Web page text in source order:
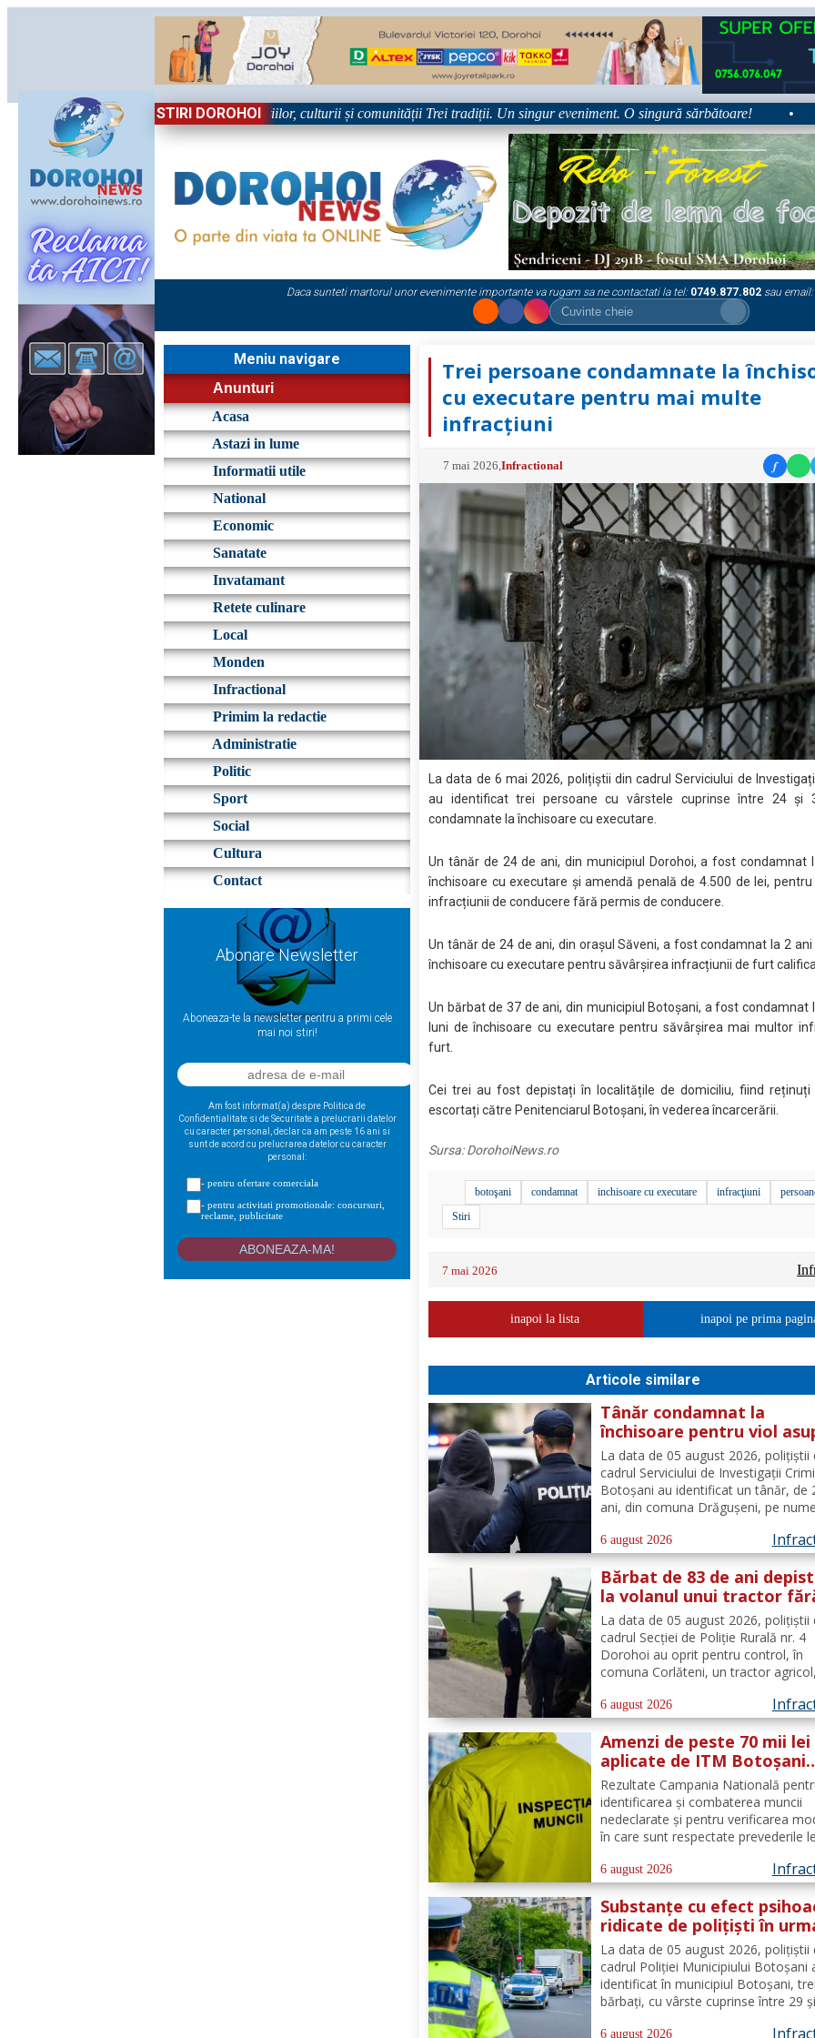
STIRI DOROHOI
Sărbătoare!” – trei zile dedicate tradițiilor, culturii și comunității Trei tradiții. Un singur eveniment. O singură sărbătoare! •
Daca sunteti martorul unor evenimente importante va rugam sa ne contactati la tel: 0749.877.802 sau email:
Meniu navigare
Anunturi
Acasa
Astazi in lume
Informatii utile
National
Economic
Sanatate
Invatamant
Retete culinare
Local
Monden
Infractional
Primim la redactie
Administratie
Politic
Sport
Social
Cultura
Contact
Abonare Newsletter
Aboneaza-te la newsletter pentru a primi cele
mai noi stiri!
Am fost informat(a) despre Politica de
Confidentialitate si de Securitate a prelucrarii datelor
cu caracter personal, declar ca am peste 16 ani si
sunt de acord cu prelucrarea datelor cu caracter
personal:
- pentru ofertare comerciala
- pentru activitati promotionale: concursuri,
reclame, publicitate
Trei persoane condamnate la
cu executare pentru mai multe
infracțiuni
7 mai 2026 ,Infractional f
La data de 6 mai 2026, polițiștii din cadrul Serviciului de
au identificat trei persoane cu vârstele cuprinse între 24 și
condamnate la închisoare cu executare.
Un tânăr de 24 de ani, din municipiul Dorohoi, a fost condamnat
închisoare cu executare și amendă penală de 4.500 de lei, pentru
infracțiunii de conducere fără permis de conducere.
Un tânăr de 24 de ani, din orașul Săveni, a fost condamnat la 2 ani
închisoare cu executare pentru săvârșirea infracțiunii de furt
Un bărbat de 37 de ani, din municipiul Botoșani, a fost condamnat
luni de închisoare cu executare pentru săvârșirea mai multor
furt.
Cei trei au fost depistați în localitățile de domiciliu, fiind reținuți
escortați către Penitenciarul Botoșani, în vederea încarcerării.
Sursa:DorohoiNews.ro
botoşani condamnat inchisoare cu executare infracţiuni
Stiri
7 mai 2026
inapoi la lista inapoi pe prima
Articole similare
Tânăr condamnat la
închisoare pentru viol
unui minor și pornografie
infantilă, identificat de
polițiști
La data de 05 august 2026, polițiștii
cadrul Serviciului de Investigații
Botoșani au identificat un tânăr, de
ani, din comuna Drăgușeni, pe
mandat de executare a pedepsei cu
închisoarea. Tânărul a fost
4 ani și 5 luni de...
6 august 2026
Bărbat de 83 de ani
la volanul unui tractor
deține permis de
La data de 05 august 2026, polițiștii
cadrul Secției de Poliție Rurală nr. 4
Dorohoi au oprit pentru control, în
comuna Corlăteni, un tractor agricol,
din aceeași localitate. În urma
efectuate de către polițiști, s-a
faptul că...
6 august 2026
Amenzi de peste 70 mii lei
aplicate de ITM Botoșani
privind munca nedeclarată
Rezultate Campania Natională
identificarea și combaterea muncii
nedeclarate și pentru verificarea
în care sunt respectate prevederile
de către angajatorii care desfășoară
activități în domeniul Industria
- cod CAEN 10....
6 august 2026
Substanțe cu efect
ridicate de polițiști în
unui control corporal
La data de 05 august 2026, polițiștii
cadrul Poliției Municipiului Botoșani
identificat în municipiul Botoșani, trei
bărbați, cu vârste cuprinse între 29
6 august 2026